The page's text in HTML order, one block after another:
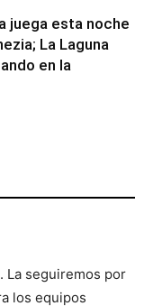
juega esta noche
La Laguna
en la
La seguiremos por
los equipos